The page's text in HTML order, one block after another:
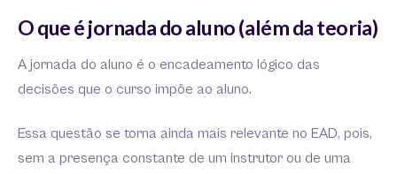
O que é jornada do aluno (além da teoria)
A jornada do aluno é o encadeamento lógico das
decisões que o curso impõe ao aluno.
Essa questão se torna ainda mais relevante no EAD, pois,
sem a presença constante de um instrutor ou de uma